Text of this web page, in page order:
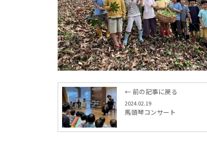
← 前の記事に戻る
2024.02.19
馬頭琴コンサート